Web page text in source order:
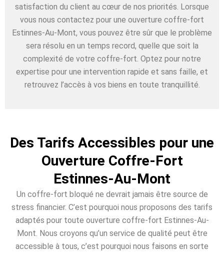
satisfaction du client au cœur de nos priorités. Lorsque
vous nous contactez pour une ouverture coffre-fort
Estinnes-Au-Mont, vous pouvez être sûr que le problème
sera résolu en un temps record, quelle que soit la
complexité de votre coffre-fort. Optez pour notre
expertise pour une intervention rapide et sans faille, et
retrouvez l’accès à vos biens en toute tranquillité.
Des Tarifs Accessibles pour une
Ouverture Coffre-Fort
Estinnes-Au-Mont
Un coffre-fort bloqué ne devrait jamais être source de
stress financier. C’est pourquoi nous proposons des tarifs
adaptés pour toute ouverture coffre-fort Estinnes-Au-
Mont. Nous croyons qu’un service de qualité peut être
accessible à tous, c’est pourquoi nous faisons en sorte